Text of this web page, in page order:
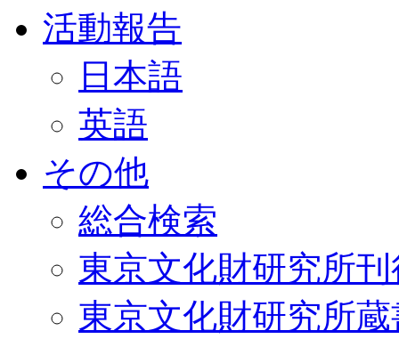
活動報告
日本語
英語
その他
総合検索
東京文化財研究所
東京文化財研究所